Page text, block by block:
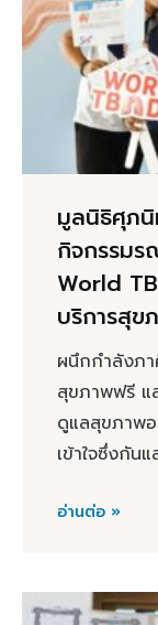
มูลนิธิศุภนิ
กิจกรรม
World
บริการสุข
ผนึกกำลังภา
สุขภาพฟรี แ
ดูแลสุขภาพ
เข้าใจซึ่งกันแ
อ่านต่อ »